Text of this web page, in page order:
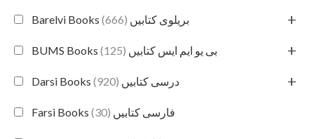
Barelvi Books بریلوی کتابیں (666) +
BUMS Books بی یو ایم ایس کتابیں (125) +
Darsi Books درسی کتابیں (920) +
Farsi Books فارسی کتابیں (30)